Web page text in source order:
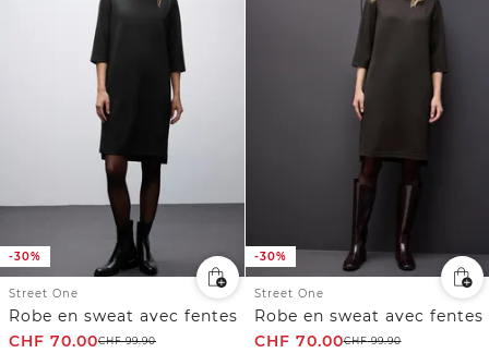
-30%
Street One
Robe en sweat avec fentes
CHF 70.00CHF99.90
-30%
Street One
Robe en sweat avec fentes
CHF 70.00CHF99.90